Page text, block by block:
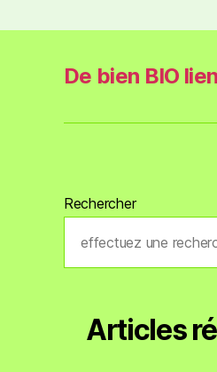
De bien BIO
Rechercher
Articles